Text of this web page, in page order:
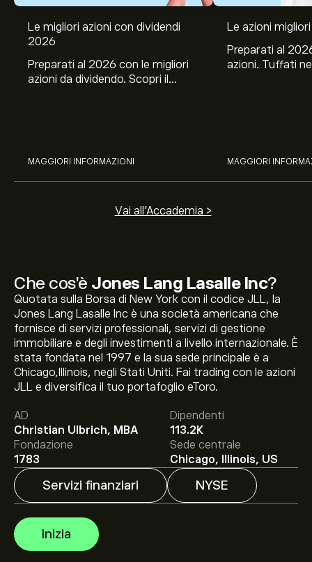
Che cos'è Jones Lang Lasalle Inc?
Quotata sulla Borsa di New York con il codice JLL, la
Jones Lang Lasalle Inc è una società americana che
fornisce di servizi professionali, servizi di gestione
immobiliare e degli investimenti a livello internazionale. È
stata fondata nel 1997 e la sua sede principale è a
Chicago,Illinois, negli Stati Uniti. Fai trading con le azioni
JLL e diversifica il tuo portafoglio eToro.
AD
Christian Ulbrich, MBA
Dipendenti
113.2K
Fondazione
1783
Sede centrale
Chicago, Illinois, US
Servizi finanziari NYSE
Inizia
Le migliori azioni con dividendi
2026
Preparati al 2026 con le migliori
azioni da dividendo. Scopri il
MAGGIORI INFORMAZIONI
Le azioni
Preparati al
azioni. Tuffati
MAGGIORI
Vai all'Accademia >
Il prezzo attuale delle azioni JLL è di 363.54‎$‎.
Il target di prezzo medio per le azioni Jones Lang
Lasalle Inc è di 363.54‎$‎.
Iscrivitisu eToro per previsioni
dettagliate degli analisti e obiettivi di prezzo.
Gli analisti offrono previsioni per le azioni Jones Lang
Lasalle Inc basate su tendenze di mercato, rapporti
finanziari e crescita prevista. Consulta le previsioni
recenti per i futuri movimenti dei prezzi.